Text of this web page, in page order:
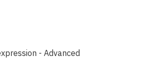
- Advanced